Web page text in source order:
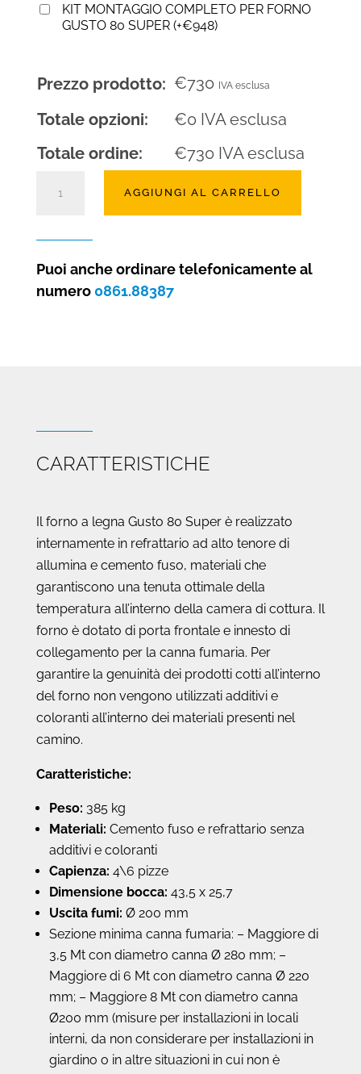
KIT MONTAGGIO COMPLETO PER FORNO
GUSTO 80 SUPER (+€948)
Prezzo prodotto: €730 IVA esclusa
Totale opzioni: €0 IVA esclusa
Totale ordine:
€730 IVA esclusa
80
Super
AGGIUNGI AL CARRELLO
Puoi anche ordinare telefonicamente al
numero 0861.88387
CARATTERISTICHE
Il forno a legna Gusto 80 Super è realizzato
internamente in refrattario ad alto tenore di
allumina e cemento fuso, materiali che
garantiscono una tenuta ottimale della
temperatura all’interno della camera di cottura. Il
forno è dotato di porta frontale e innesto di
collegamento per la canna fumaria. Per
garantire la genuinità dei prodotti cotti all’interno
del forno non vengono utilizzati additivi e
coloranti all’interno dei materiali presenti nel
camino.
Caratteristiche:
Peso: 385 kg
Materiali: Cemento fuso e refrattario senza
additivi e coloranti
Capienza: 4\6 pizze
Dimensione bocca: 43,5 x 25,7
Uscita fumi: Ø 200 mm
Sezione minima canna fumaria: – Maggiore di
3,5 Mt con diametro canna Ø 280 mm; –
Maggiore di 6 Mt con diametro canna Ø 220
mm; – Maggiore 8 Mt con diametro canna
Ø200 mm (misure per installazioni in locali
interni, da non considerare per installazioni in
giardino o in altre situazioni in cui non è